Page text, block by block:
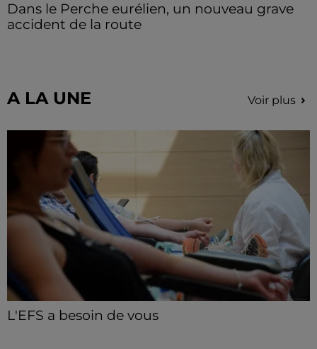
Dans le Perche eurélien, un nouveau grave
accident de la route
A LA UNE Voir plus
L'EFS a besoin de vous